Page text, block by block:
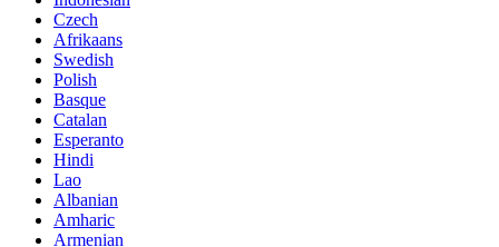
Czech
Afrikaans
Swedish
Polish
Basque
Catalan
Esperanto
Hindi
Lao
Albanian
Amharic
Armenian